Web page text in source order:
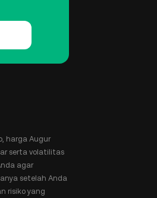
harga Augur
serta volatilitas
agar
setelah Anda
risiko yang